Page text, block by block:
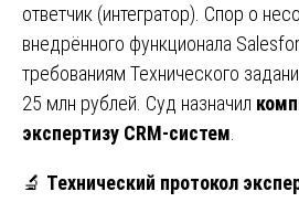
ответчик (интегратор). Спор о
внедрённого функционала
требованиям Технического
25 млн рублей. Суд назначил
экспертизу CRM-систем
🔬 Технический протокол